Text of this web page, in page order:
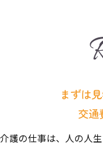
まずは
交通
介護の仕事は、人の人